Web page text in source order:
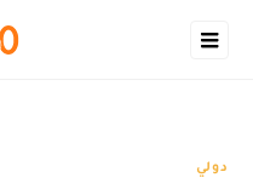
دولي